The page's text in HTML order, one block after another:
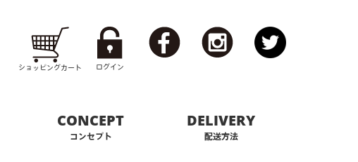
ショッピングカート ログイン
CONCEPT
コンセプト
DELIVERY
配送方法